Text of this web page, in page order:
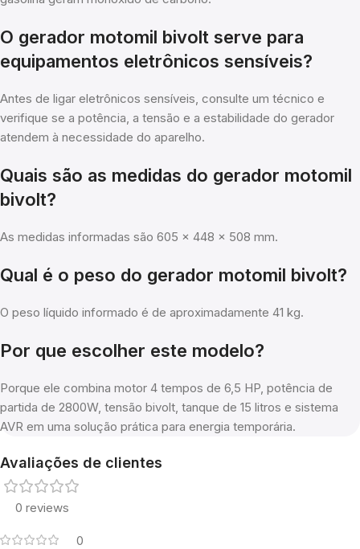
O gerador motomil bivolt serve para
equipamentos eletrônicos sensíveis?
Antes de ligar eletrônicos sensíveis, consulte um técnico e
verifique se a potência, a tensão e a estabilidade do gerador
atendem à necessidade do aparelho.
Quais são as medidas do gerador motomil
bivolt?
As medidas informadas são 605 x 448 x 508 mm.
Qual é o peso do gerador motomil bivolt?
O peso líquido informado é de aproximadamente 41 kg.
Por que escolher este modelo?
Porque ele combina motor 4 tempos de 6,5 HP, potência de
partida de 2800W, tensão bivolt, tanque de 15 litros e sistema
AVR em uma solução prática para energia temporária.
Avaliações de clientes
0 reviews
0